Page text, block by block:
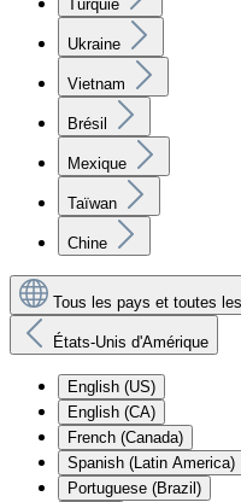
Turquie
Ukraine
Vietnam
Brésil
Mexique
Taïwan
Chine
Tous les pays et toutes
États-Unis d'Amérique
English (US)
English (CA)
French (Canada)
Spanish (Latin America)
Portuguese (Brazil)